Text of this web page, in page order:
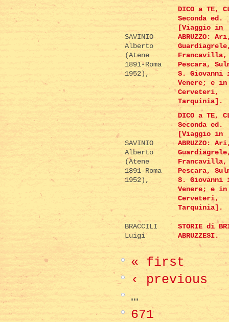
SAVINIO
Alberto
(Atene
1891-Roma
1952),
DICO a TE,
Seconda ed.
[Viaggio in
ABRUZZO:
Francavilla,
Pescara,
S. Giovanni
Venere; e in
Cerveteri,
Tarquinia].
SAVINIO
Alberto
(Atene
1891-Roma
1952),
DICO a TE,
Seconda ed.
[Viaggio in
ABRUZZO:
Francavilla,
Pescara,
S. Giovanni
Venere; e in
Cerveteri,
Tarquinia].
BRACCILI
Luigi
STORIE di
ABRUZZESI.
« first
‹ previous
…
671